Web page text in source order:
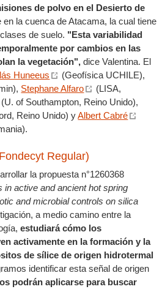
de polvo en el Desierto de
la cuenca de Atacama, la cual tiene
de suelo. "Esta variabilidad
por cambios en las
la vegetación",dice Valentina. El
Huneeus
(Geofísica UCHILE),
Stephane Alfaro
(LISA,
(U. of Southampton, Reino Unido),
Reino Unido) yAlbert Cabré
Regular)
la propuesta n°1260368
in active and ancient hot spring
and microbial controls on silica
a medio camino entre la
estudiará cómo los
activamente en la formación y la
de sílice de origen hidrotermal
identificar esta señal de origen
podrán aplicarse para buscar